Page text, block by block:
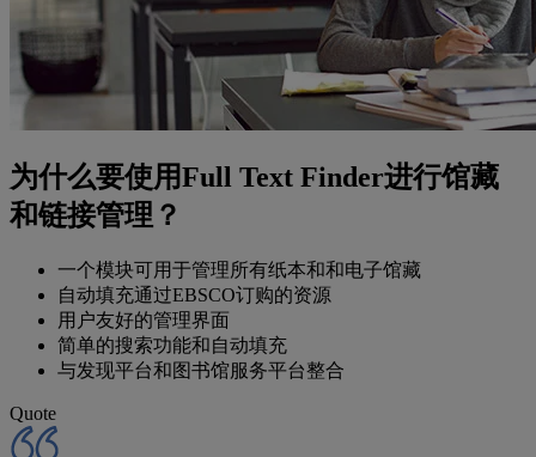
为什么要使用Full Text Finder进行馆藏
和链接管理？
一个模块可用于管理所有纸本和和电子馆藏
自动填充通过EBSCO订购的资源
用户友好的管理界面
简单的搜索功能和自动填充
与发现平台和图书馆服务平台整合
Quote